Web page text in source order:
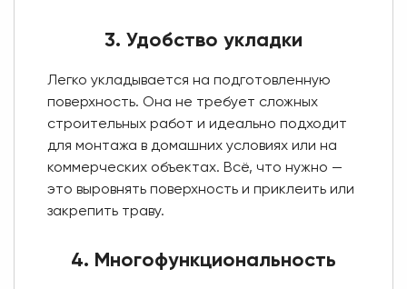
3. Удобство укладки
Легко укладывается на подготовленную
поверхность. Она не требует сложных
строительных работ и идеально подходит
для монтажа в домашних условиях или на
коммерческих объектах. Всё, что нужно —
это выровнять поверхность и приклеить или
закрепить траву.
4. Многофункциональность